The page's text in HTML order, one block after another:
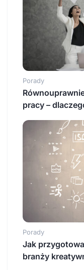
Porady
pracy –
Porady
Jak
branży